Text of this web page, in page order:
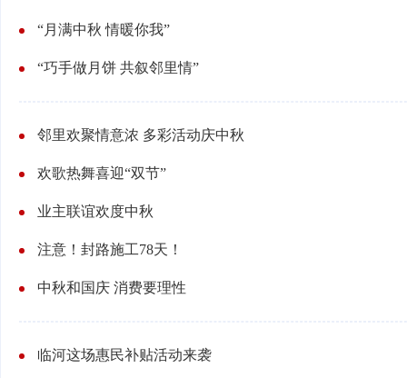
“月满中秋 情暖你我”
“巧手做月饼 共叙邻里情”
邻里欢聚情意浓 多彩活动庆中秋
欢歌热舞喜迎“双节”
业主联谊欢度中秋
​注意！封路施工78天！
中秋和国庆 消费要理性
临河这场惠民补贴活动来袭